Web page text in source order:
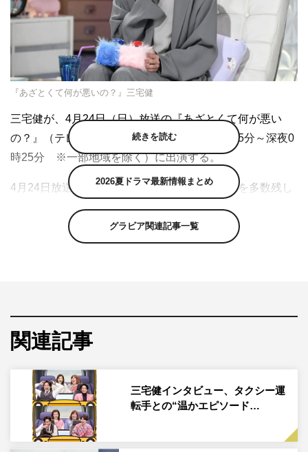
『あざとくて何が悪いの？』三宅健
三宅健が、4月24日（日）放送の『あざとくて何が悪い
の？』（テレビ朝日系 毎週日曜 午後11時55分～深夜0
時25分 ※一部地域を除く）に出演する。
4月24日放送回には、本番組でも神々しい伝説を多数残し
てきた“あざとい”の権化・三宅健がスタジオに降臨。日曜
に放送枠が移動した後、初めてゲスト出演する三宅に対
し、MC陣も「時間帯が変わっても出ていただけるんです
そんな三宅と共に、水沢林太郎＆西垣匠＆中島颯太
（FANTASTICS from EXILE TRIBE）が演じる親友男子3
人が異なるタイプのあざと女子に翻弄されていくあざと連
ドラ『君があざとくて何が悪いの？～僕らの恋日記～』
（全8話）の第4話を鑑賞。
続きを読む
2026夏ドラマ最新情報まとめ
グラビア関連記事一覧
関連記事
三宅健インタビュー、タクシー運
転手との“温かエピソード…